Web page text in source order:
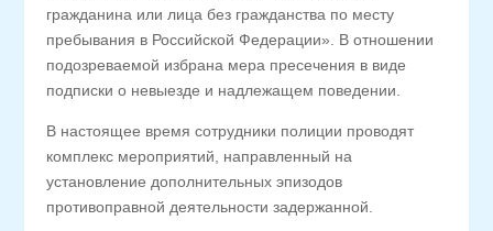
гражданина или лица без гражданства по месту
пребывания в Российской Федерации». В отношении
подозреваемой избрана мера пресечения в виде
подписки о невыезде и надлежащем поведении.
В настоящее время сотрудники полиции проводят
комплекс мероприятий, направленный на
установление дополнительных эпизодов
противоправной деятельности задержанной.